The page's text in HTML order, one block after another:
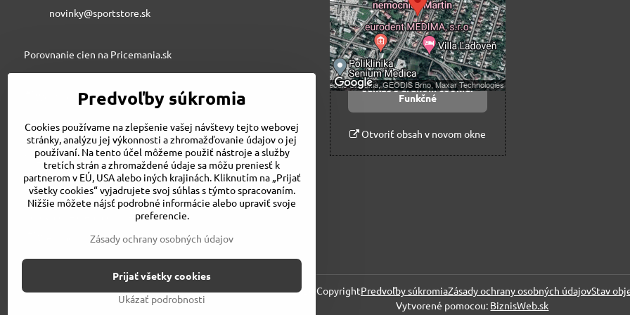
novinky@sportstore.sk
Porovnanie cien na Pricemania.sk
Sportstore.sk
STRIVE SPORT s.r.o., Jesenského 6, 03601 Martin
043/3240500
strivesport@gmail.com
Porovnanie cien na Pricemania.sk
Prajete si načítať externý obsah?
Povoliť tentokrát
Povoliť a zapamätať -
súhlas s druhom cookie:
Funkčné
Otvoriť obsah v novom okne
©2026 CopyrightPredvoľby súkromiaZásady ochrany osobných údajovStav
Vytvorené pomocou: BiznisWeb.sk
Predvoľby súkromia
Cookies používame na zlepšenie vašej návštevy tejto webovej
stránky, analýzu jej výkonnosti a zhromažďovanie údajov o jej
používaní. Na tento účel môžeme použiť nástroje a služby
tretích strán a zhromaždené údaje sa môžu preniesť k
partnerom v EÚ, USA alebo iných krajinách. Kliknutím na „Prijať
všetky cookies“ vyjadrujete svoj súhlas s týmto spracovaním.
Nižšie môžete nájsť podrobné informácie alebo upraviť svoje
preferencie.
Zásady ochrany osobných údajov
Ukázať podrobnosti
Prijať všetky cookies